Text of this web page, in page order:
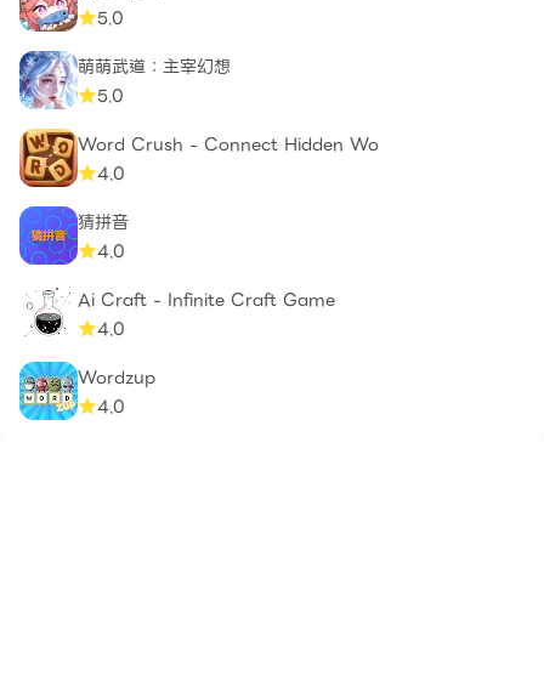
5.0
萌萌武道：主宰幻想
5.0
Word Crush - Connect Hidden Wo
4.0
猜拼音
4.0
Ai Craft - Infinite Craft Game
4.0
Wordzup
4.0